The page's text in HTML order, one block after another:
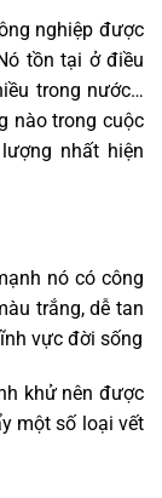
nghiệp được
tồn tại ở điều
trong nước…
nào trong cuộc
nhất hiện
nó có công
trắng, dễ tan
vực đời sống
khử nên được
một số loại vết